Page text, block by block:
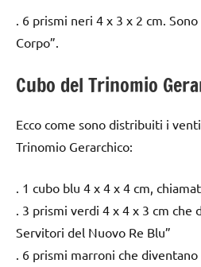
. 6 prismi neri 4 x 3 x 2 cm.
Corpo”.
Cubo del Trinomio
Ecco come sono distribuiti i
Trinomio Gerarchico:
. 1 cubo blu 4 x 4 x 4 cm,
. 3 prismi verdi 4 x 4 x 3 cm che
Servitori del Nuovo Re Blu”
. 6 prismi marroni che